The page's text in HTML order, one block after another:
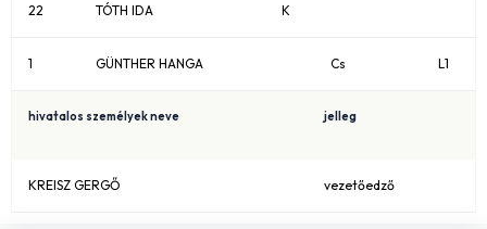
22 TÓTH IDA K
1 GÜNTHER HANGA Cs L1
hivatalos személyek neve jelleg
KREISZ GERGŐ vezetőedző